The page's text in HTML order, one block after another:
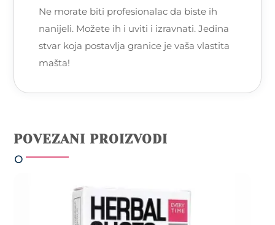
Ne morate biti profesionalac da biste ih
nanijeli. Možete ih i uviti i izravnati. Jedina
stvar koja postavlja granice je vaša vlastita
mašta!
POVEZANI PROIZVODI